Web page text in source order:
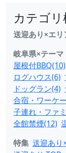
カテゴ
送迎あり×エリ
岐阜県×テーマ
屋根付BBQ(10)
ログハウス(6)
ドッグラン(4)
合宿・ワーケ
子連れ・ファ
全館禁煙(12)
特集 送迎あり